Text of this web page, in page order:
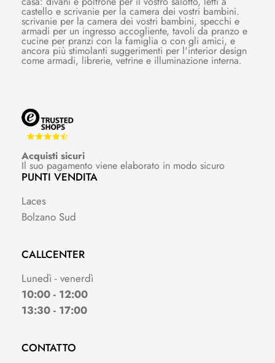
castello e scrivanie per la camera dei vostri bambini.
scrivanie per la camera dei vostri bambini, specchi e
armadi per un ingresso accogliente, tavoli da pranzo e
cucine per pranzi con la famiglia o con gli amici, e
ancora più stimolanti suggerimenti per l'interior design
come armadi, librerie, vetrine e illuminazione interna.
Acquisti sicuri
Il suo pagamento viene elaborato in modo sicuro
PUNTI VENDITA
Laces
Bolzano Sud
CALLCENTER
Lunedì - venerdì
10:00 - 12:00
13:30 - 17:00
CONTATTO